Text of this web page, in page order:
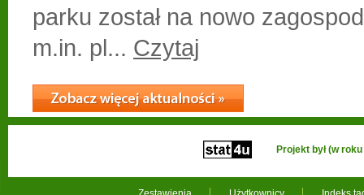
parku został na nowo
m.in. pl... Czytaj
Projekt był (w